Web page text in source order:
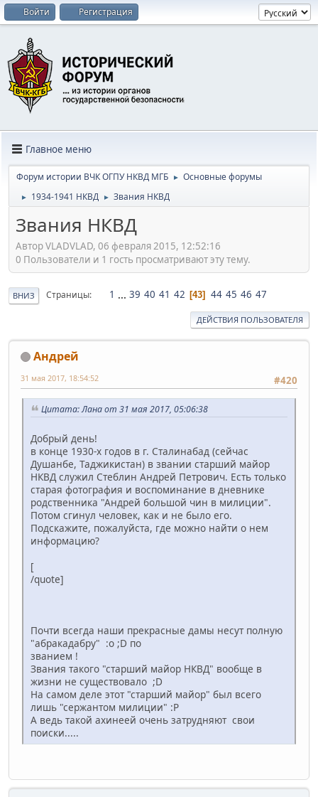
Войти Регистрация
Главное меню
Форум истории ВЧК ОГПУ НКВД МГБ ► Основные форумы
► 1934-1941 НКВД ► Звания НКВД
Звания НКВД
Автор VLADVLAD, 06 февраля 2015, 12:52:16
0 Пользователи и 1 гость просматривают эту тему.
ВНИЗ Страницы 1 ... 39 40 41 42 43 44 45 46 47
ДЕЙСТВИЯ ПОЛЬЗОВАТЕЛЯ
Андрей
#420
31 мая 2017, 18:54:52
Цитата: Лана от 31 мая 2017, 05:06:38
Добрый день!
в конце 1930-х годов в г. Сталинабад (сейчас
Душанбе, Таджикистан) в звании старший майор
НКВД служил Стеблин Андрей Петрович. Есть только
старая фотография и воспоминание в дневнике
родственника "Андрей большой чин в милиции".
Потом сгинул человек, как и не было его.
Подскажите, пожалуйста, где можно найти о нем
информацию?
[
/quote]
Почти всегда наши прекрасные дамы несут полную
"абракадабру" :o ;D по
званием !
Звания такого "старший майор НКВД" вообще в
жизни не существовало ;D
На самом деле этот "старший майор" был всего
лишь "сержантом милиции" :P
А ведь такой ахинеей очень затрудняют свои
поиски.....